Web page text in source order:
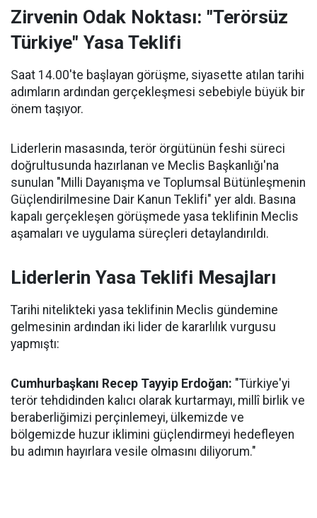
Zirvenin Odak Noktası: "Terörsüz
Türkiye" Yasa Teklifi
Saat 14.00'te başlayan görüşme, siyasette atılan tarihi
adımların ardından gerçekleşmesi sebebiyle büyük bir
önem taşıyor.
Liderlerin masasında, terör örgütünün feshi süreci
doğrultusunda hazırlanan ve Meclis Başkanlığı'na
sunulan "Milli Dayanışma ve Toplumsal Bütünleşmenin
Güçlendirilmesine Dair Kanun Teklifi" yer aldı. Basına
kapalı gerçekleşen görüşmede yasa teklifinin Meclis
aşamaları ve uygulama süreçleri detaylandırıldı.
Liderlerin Yasa Teklifi Mesajları
Tarihi nitelikteki yasa teklifinin Meclis gündemine
gelmesinin ardından iki lider de kararlılık vurgusu
yapmıştı:
Cumhurbaşkanı Recep Tayyip Erdoğan: "Türkiye'yi
terör tehdidinden kalıcı olarak kurtarmayı, millî birlik ve
beraberliğimizi perçinlemeyi, ülkemizde ve
bölgemizde huzur iklimini güçlendirmeyi hedefleyen
bu adımın hayırlara vesile olmasını diliyorum."